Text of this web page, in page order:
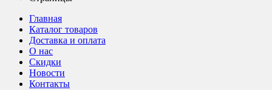
Главная
Каталог товаров
Доставка и оплата
О нас
Скидки
Новости
Контакты